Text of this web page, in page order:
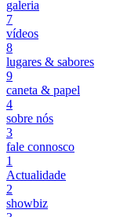
galeria
7
vídeos
8
lugares & sabores
9
caneta & papel
4
sobre nós
3
fale connosco
1
Actualidade
2
showbiz